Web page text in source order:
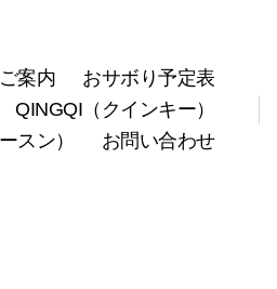
案内
おサボり予定表
QINGQI（クインキー）
スン）
お問い合わせ